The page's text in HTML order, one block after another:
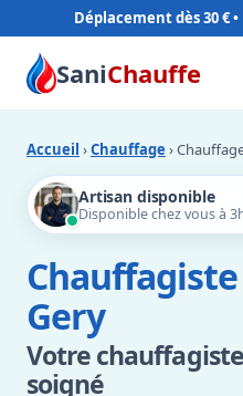
Déplacement dès 30 €
SaniChauffe
Accueil ›Chauffage ›
Artisan disponible
Disponible chez vous à
Gery
Votre
soigné